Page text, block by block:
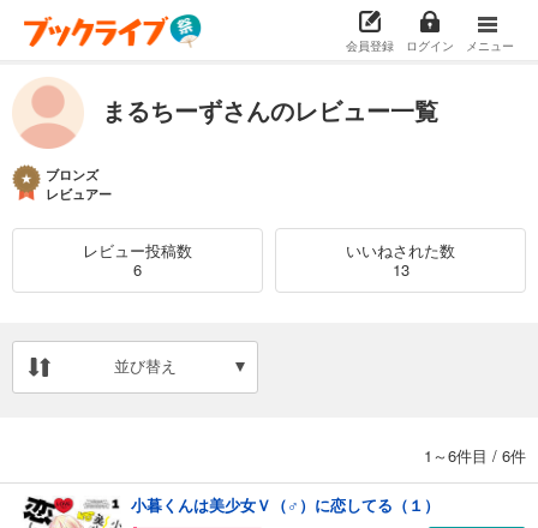
会員登録 ログイン メニュー
まるちーずさんのレビュー一覧
ブロンズ
レビュアー
レビュー投稿数
6
いいねされた数
13
並び替え
1～6件目 / 6件
小暮くんは美少女Ｖ（♂）に恋してる（１）